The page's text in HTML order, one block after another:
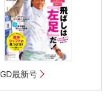
最新号